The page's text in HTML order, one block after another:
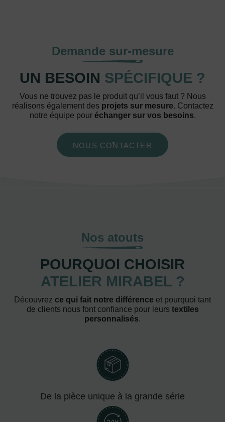
Demande sur-mesure
UN BESOIN SPÉCIFIQUE ?
Vous ne trouvez pas le produit qu’il vous faut ? Nous
réalisons également des projets sur mesure. Contactez
notre équipe pour échanger sur vos besoins.
NOUS CONTACTER
Nos atouts
POURQUOI CHOISIR
ATELIER MIRABEL ?
Découvrez ce qui fait notre différence et pourquoi tant
de clients nous font confiance pour leurs textiles
personnalisés.
De la pièce unique à la grande série